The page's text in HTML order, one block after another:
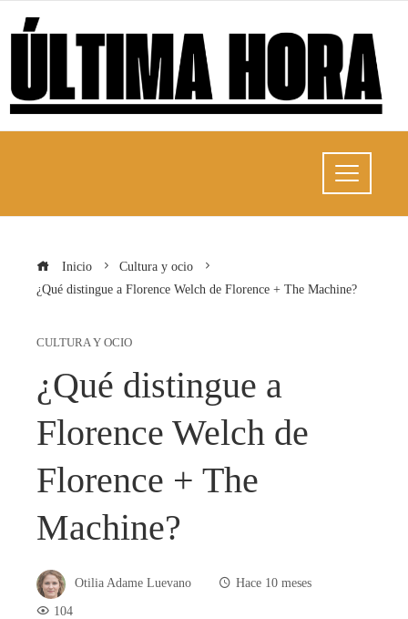
Inicio
Cultura y ocio
¿Qué distingue a Florence Welch de Florence + The Machine?
CULTURA Y OCIO
¿Qué distingue a
Florence Welch de
Florence + The
Machine?
Otilia Adame Luevano
Hace 10 meses
104